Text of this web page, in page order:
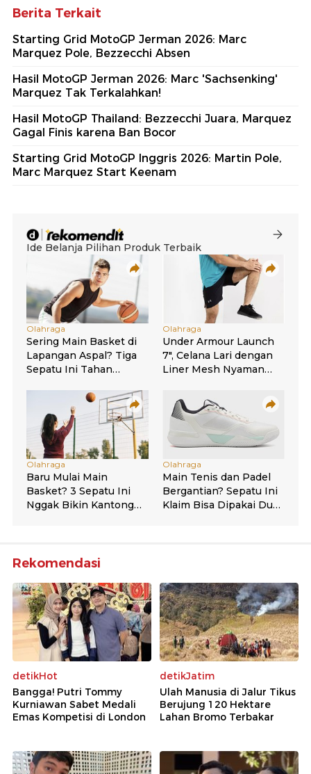
Berita Terkait
Starting Grid MotoGP Jerman 2026: Marc
Marquez Pole, Bezzecchi Absen
Hasil MotoGP Jerman 2026: Marc 'Sachsenking'
Marquez Tak Terkalahkan!
Hasil MotoGP Thailand: Bezzecchi Juara, Marquez
Gagal Finis karena Ban Bocor
Starting Grid MotoGP Inggris 2026: Martin Pole,
Marc Marquez Start Keenam
Rekomendasi
detikHot
Bangga! Putri Tommy
Kurniawan Sabet Medali
Emas Kompetisi di London
detikJatim
Ulah Manusia di Jalur Tikus
Berujung 120 Hektare
Lahan Bromo Terbakar